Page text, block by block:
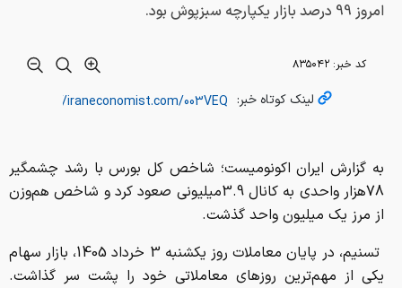
امروز 99 درصد بازار یکپارچه سبزپوش بود.
کد خبر: ۸۳۵۰۴۲
لینک کوتاه خبر:
به گزارش ایران اکونومیست؛ شاخص کل بورس با رشد چشمگیر
78هزار واحدی به کانال 3.9میلیونی صعود کرد و شاخص هم‌وزن
از مرز یک میلیون واحد گذشت.
تسنیم، در پایان معاملات روز یکشنبه 3 خرداد 1405، بازار سهام
یکی از مهم‌ترین روزهای معاملاتی خود را پشت سر گذاشت.